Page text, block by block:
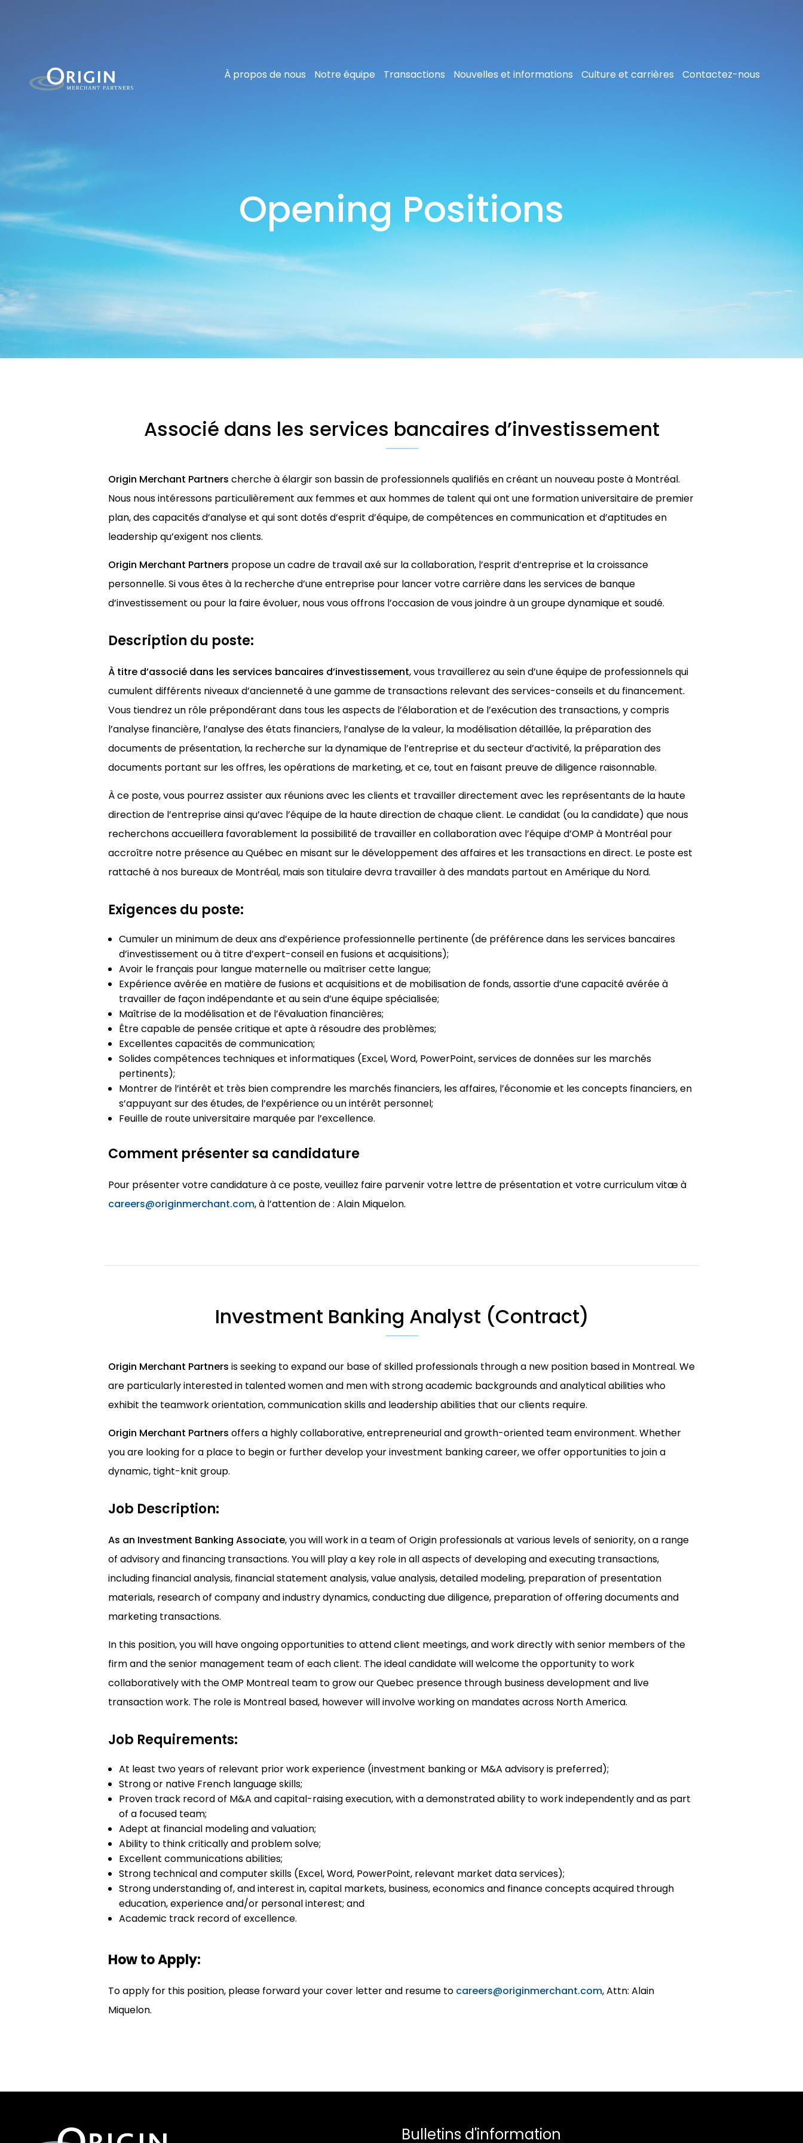
À propos de nous Notre équipe Transactions Nouvelles et informations Culture et carrières Contactez-nous
Opening Positions
Associé dans les services bancaires d’investissement
Origin Merchant Partners cherche à élargir son bassin de professionnels qualifiés en créant un nouveau poste à Montréal.
Nous nous intéressons particulièrement aux femmes et aux hommes de talent qui ont une formation universitaire de premier
plan, des capacités d’analyse et qui sont dotés d’esprit d’équipe, de compétences en communication et d’aptitudes en
leadership qu’exigent nos clients.
Origin Merchant Partners propose un cadre de travail axé sur la collaboration, l’esprit d’entreprise et la croissance
personnelle. Si vous êtes à la recherche d’une entreprise pour lancer votre carrière dans les services de banque
d’investissement ou pour la faire évoluer, nous vous offrons l’occasion de vous joindre à un groupe dynamique et soudé.
Description du poste:
À titre d’associé dans les services bancaires d’investissement, vous travaillerez au sein d’une équipe de professionnels qui
cumulent différents niveaux d’ancienneté à une gamme de transactions relevant des services-conseils et du financement.
Vous tiendrez un rôle prépondérant dans tous les aspects de l’élaboration et de l’exécution des transactions, y compris
l’analyse financière, l’analyse des états financiers, l’analyse de la valeur, la modélisation détaillée, la préparation des
documents de présentation, la recherche sur la dynamique de l’entreprise et du secteur d’activité, la préparation des
documents portant sur les offres, les opérations de marketing, et ce, tout en faisant preuve de diligence raisonnable.
À ce poste, vous pourrez assister aux réunions avec les clients et travailler directement avec les représentants de la haute
direction de l’entreprise ainsi qu’avec l’équipe de la haute direction de chaque client. Le candidat (ou la candidate) que nous
recherchons accueillera favorablement la possibilité de travailler en collaboration avec l’équipe d’OMP à Montréal pour
accroître notre présence au Québec en misant sur le développement des affaires et les transactions en direct. Le poste est
rattaché à nos bureaux de Montréal, mais son titulaire devra travailler à des mandats partout en Amérique du Nord.
Exigences du poste:
Cumuler un minimum de deux ans d’expérience professionnelle pertinente (de préférence dans les services bancaires
d’investissement ou à titre d’expert-conseil en fusions et acquisitions);
Avoir le français pour langue maternelle ou maîtriser cette langue;
Expérience avérée en matière de fusions et acquisitions et de mobilisation de fonds, assortie d’une capacité avérée à
travailler de façon indépendante et au sein d’une équipe spécialisée;
Maîtrise de la modélisation et de l’évaluation financières;
Être capable de pensée critique et apte à résoudre des problèmes;
Excellentes capacités de communication;
Solides compétences techniques et informatiques (Excel, Word, PowerPoint, services de données sur les marchés
pertinents);
Montrer de l’intérêt et très bien comprendre les marchés financiers, les affaires, l’économie et les concepts financiers, en
s’appuyant sur des études, de l’expérience ou un intérêt personnel;
Feuille de route universitaire marquée par l’excellence.
Comment présenter sa candidature
Pour présenter votre candidature à ce poste, veuillez faire parvenir votre lettre de présentation et votre curriculum vitæ à
careers@originmerchant.com, à l’attention de : Alain Miquelon.
Investment Banking Analyst (Contract)
Origin Merchant Partners is seeking to expand our base of skilled professionals through a new position based in Montreal. We
are particularly interested in talented women and men with strong academic backgrounds and analytical abilities who
exhibit the teamwork orientation, communication skills and leadership abilities that our clients require.
Origin Merchant Partners offers a highly collaborative, entrepreneurial and growth-oriented team environment. Whether
you are looking for a place to begin or further develop your investment banking career, we offer opportunities to join a
dynamic, tight-knit group.
Job Description:
As an Investment Banking Associate, you will work in a team of Origin professionals at various levels of seniority, on a range
of advisory and financing transactions. You will play a key role in all aspects of developing and executing transactions,
including financial analysis, financial statement analysis, value analysis, detailed modeling, preparation of presentation
materials, research of company and industry dynamics, conducting due diligence, preparation of offering documents and
marketing transactions.
In this position, you will have ongoing opportunities to attend client meetings, and work directly with senior members of the
firm and the senior management team of each client. The ideal candidate will welcome the opportunity to work
collaboratively with the OMP Montreal team to grow our Quebec presence through business development and live
transaction work. The role is Montreal based, however will involve working on mandates across North America.
Job Requirements:
At least two years of relevant prior work experience (investment banking or M&A advisory is preferred);
Strong or native French language skills;
Proven track record of M&A and capital-raising execution, with a demonstrated ability to work independently and as part
of a focused team;
Adept at financial modeling and valuation;
Ability to think critically and problem solve;
Excellent communications abilities;
Strong technical and computer skills (Excel, Word, PowerPoint, relevant market data services);
Strong understanding of, and interest in, capital markets, business, economics and finance concepts acquired through
education, experience and/or personal interest; and
Academic track record of excellence.
How to Apply:
To apply for this position, please forward your cover letter and resume to careers@originmerchant.com, Attn: Alain
Miquelon.
Bulletins d'information